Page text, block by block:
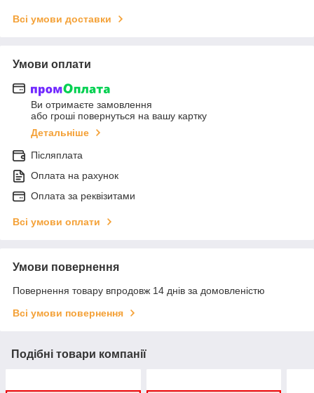
Всі умови доставки
Умови оплати
Ви отримаєте замовлення
або гроші повернуться на вашу картку
Детальніше
Післяплата
Оплата на рахунок
Оплата за реквізитами
Всі умови оплати
Умови повернення
Повернення товару впродовж 14 днів за домовленістю
Всі умови повернення
Подібні товари компанії